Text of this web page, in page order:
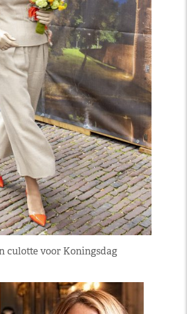
culotte voor Koningsdag